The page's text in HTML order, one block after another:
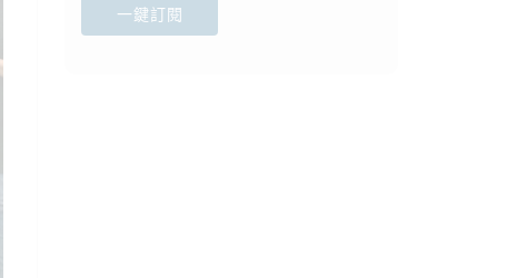
一鍵訂閱